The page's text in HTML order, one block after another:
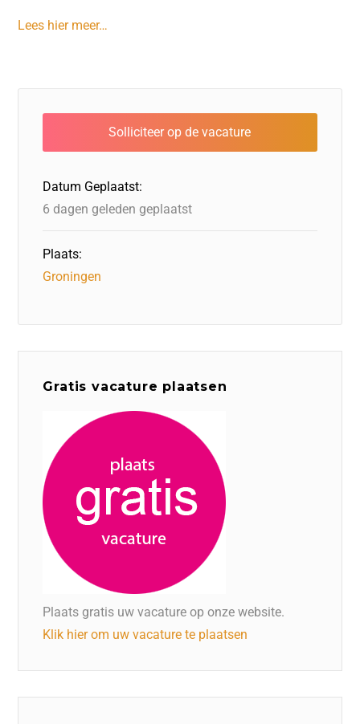
Lees hier meer…
Datum Geplaatst:
6 dagen geleden geplaatst
Plaats:
Groningen
Gratis vacature plaatsen
Plaats gratis uw vacature op onze website.
Klik hier om uw vacature te plaatsen